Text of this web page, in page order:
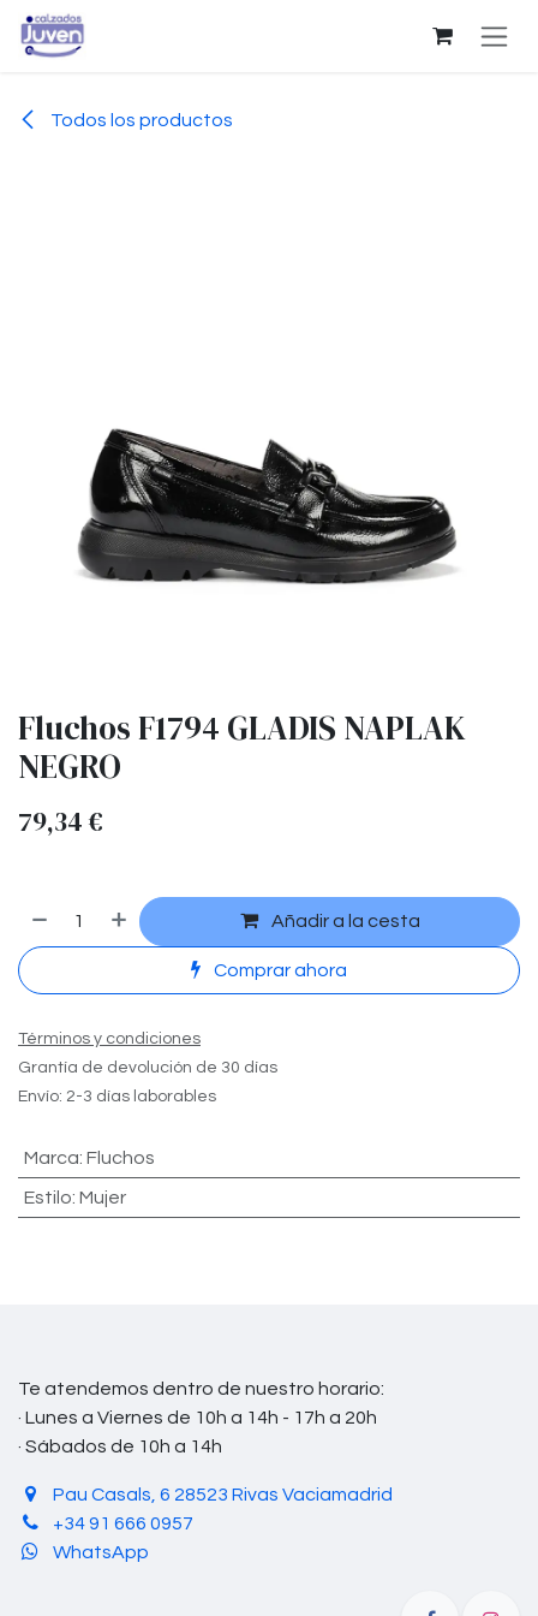
Ir al contenido
Todos los productos
Fluchos F1794 GLADIS NAPLAK
NEGRO
79,34 €
Añadir a la cesta
Comprar ahora
Términos y condiciones
Grantía de devolución de 30 días
Envío: 2-3 días laborables
Marca: Fluchos
Estilo: Mujer
Te atendemos dentro de nuestro horario:
· Lunes a Viernes de 10h a 14h - 17h a 20h
· Sábados de 10h a 14h
Pau Casals, 6 28523 Rivas Vaciamadrid
+34 91 666 0957
WhatsApp